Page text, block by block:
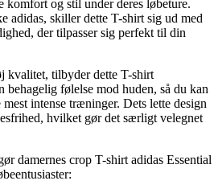
komfort og stil under deres løbeture.
adidas, skiller dette T-shirt sig ud med
der tilpasser sig perfekt til din
kvalitet, tilbyder dette T-shirt
behagelig følelse mod huden, så du kan
intense træninger. Dets lette design
hvilket gør det særligt velegnet
damernes crop T-shirt adidas Essential